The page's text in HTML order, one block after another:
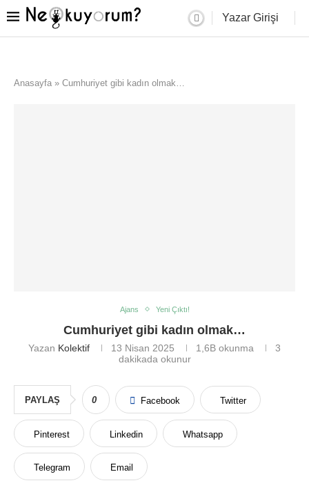
Yazar Girişi
Anasayfa » Cumhuriyet gibi kadın olmak…
Ajans Yeni Çıktı!
Cumhuriyet gibi kadın olmak…
Yazan Kolektif 13 Nisan 2025 1,6B okunma
3
dakikada okunur
PAYLAŞ 0 Facebook Twitter
Pinterest Linkedin Whatsapp
Telegram Email